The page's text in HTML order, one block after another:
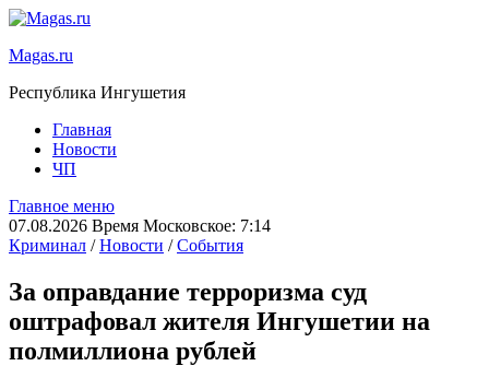
Magas.ru
Республика Ингушетия
Главная
Новости
ЧП
Главное меню
07.08.2026 Время Московское: 7:14
Криминал /Новости /События
За оправдание терроризма суд
оштрафовал жителя Ингушетии на
полмиллиона рублей